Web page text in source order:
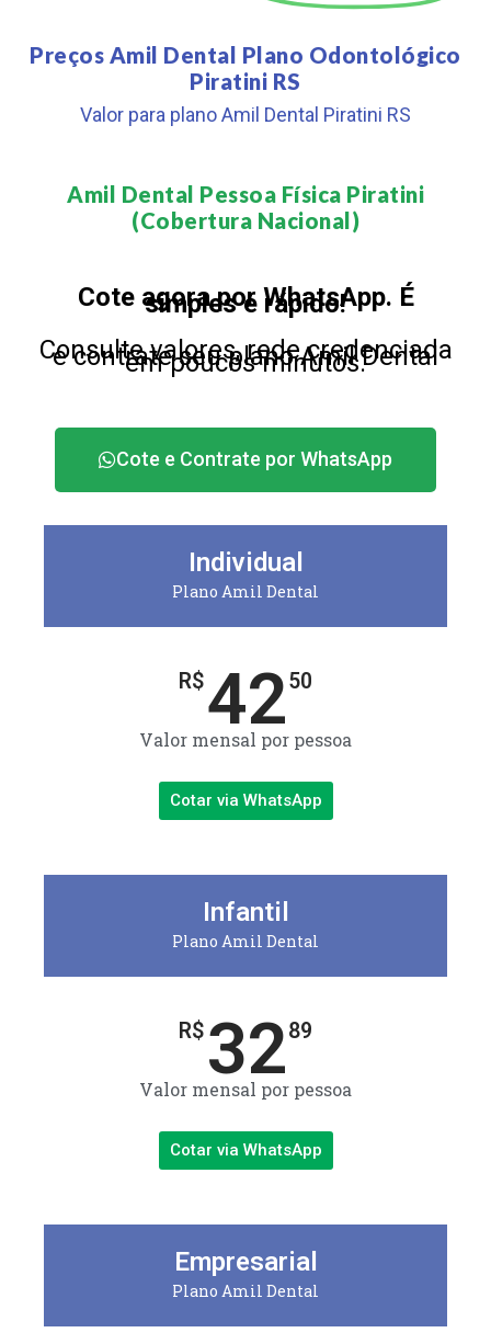
Preços Amil Dental Plano Odontológico
Piratini RS
Valor para plano Amil Dental Piratini RS
Amil Dental Pessoa Física Piratini
(Cobertura Nacional)​
Cote agora por WhatsApp. É
simples e rápido!
Consulte valores, rede credenciada
e contrate seu plano Amil Dental
em poucos minutos.
Cote e Contrate por WhatsApp
Individual
Plano Amil Dental
R$4250
Valor mensal por pessoa
Cotar via WhatsApp
Infantil
Plano Amil Dental
R$ 3289
Valor mensal por pessoa
Cotar via WhatsApp
Empresarial
Plano Amil Dental